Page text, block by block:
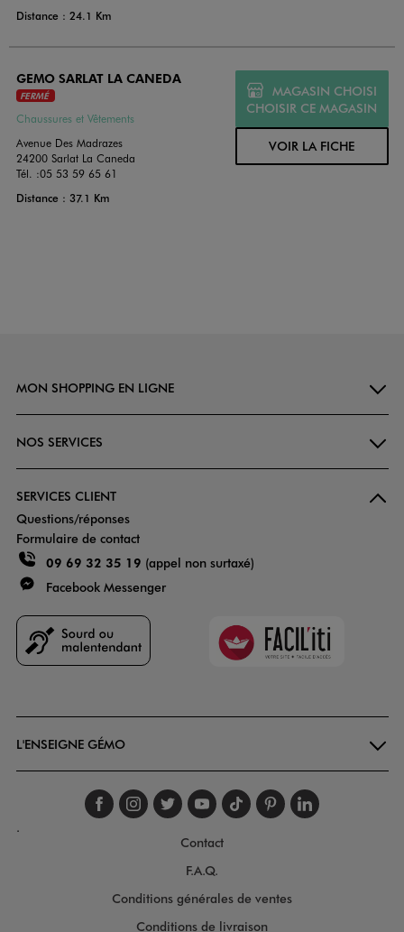
Distance : 24.1 Km
GEMO SARLAT LA CANEDA
FERMÉ
Chaussures et Vêtements
Avenue Des Madrazes
24200 Sarlat La Caneda
Tél. :05 53 59 65 61
Distance : 37.1 Km
MAGASIN CHOISI
CHOISIR CE MAGASIN
VOIR LA FICHE
MON SHOPPING EN LIGNE
NOS SERVICES
SERVICES CLIENT
Questions/réponses
Formulaire de contact
09 69 32 35 19 (appel non surtaxé)
Facebook Messenger
Faciliti
L'ENSEIGNE GÉMO
Suivez-nous sur
Suivez-nous sur
Suivez-nous sur
Suivez-nous
Suivez-nous
Suivez-
.
Contact
F.A.Q.
Conditions générales de ventes
Conditions de livraison